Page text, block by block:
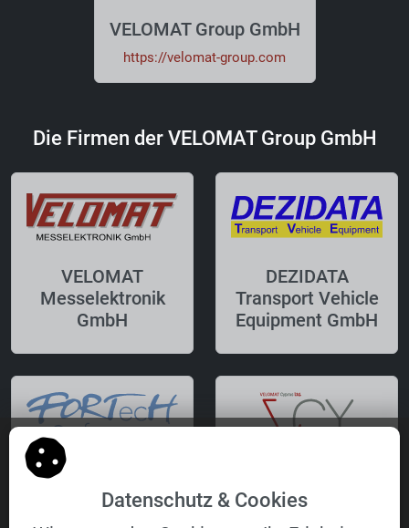
VELOMAT Group GmbH
https://velomat-group.com
Die Firmen der VELOMAT Group GmbH
VELOMAT
Messelektronik
GmbH
DEZIDATA
Transport Vehicle
Equipment GmbH
Software GmbH
Ltd.
Datenschutz & Cookies